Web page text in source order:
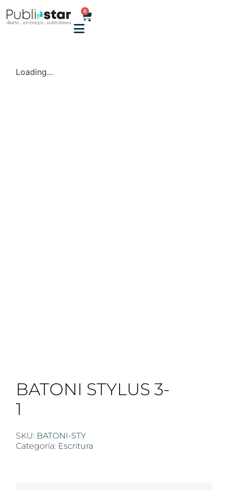
0
Loading...
BATONI STYLUS 3-
1
SKU: BATONI-STY
Categoría: Escritura